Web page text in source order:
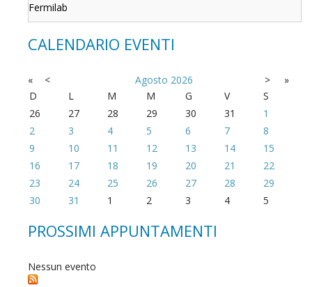
Fermilab
CALENDARIO EVENTI
« < Agosto 2026 >
»
D
L M M G V
S
26
27 28 29 30 31
1
2
3 4 5 6 7
8
9
10 11 12 13 14
15
16
17 18 19 20 21
22
23
24 25 26 27 28
29
30
31 1 2 3 4 5
PROSSIMI APPUNTAMENTI
Nessun evento